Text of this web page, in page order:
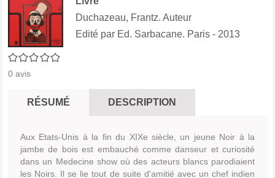
0/5
0 avis
Duchazeau, Frantz. Auteur
Edité par Ed. Sarbacane. Paris - 2013
RÉSUMÉ DESCRIPTION
Aux Etats-Unis à la fin du XIXe siècle, un jeune Noir à la
jambe de bois est embauché comme danseur et curiosité
dans un Medecine show où des acteurs blancs parodiaient
les Noirs. Il se lie tout de suite d'amitié avec un chef indien